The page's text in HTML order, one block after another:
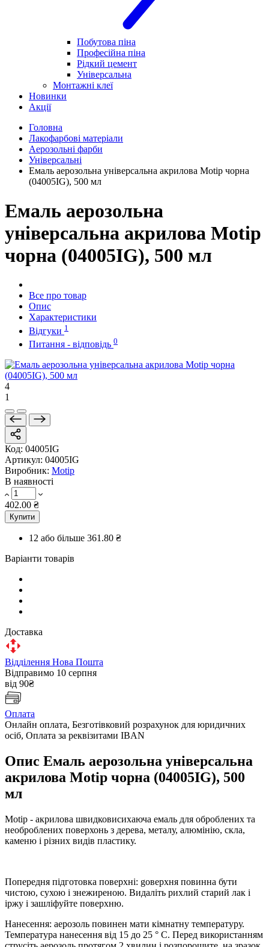
Побутова піна
Професійна піна
Рідкий цемент
Універсальна
Монтажні клеї
Новинки
Акції
Головна
Лакофарбові матеріали
Аерозольні фарби
Універсальні
Емаль аерозольна універсальна акрилова Motip чорна
(04005IG), 500 мл
Емаль аерозольна
універсальна акрилова Motip
чорна (04005IG), 500 мл
Все про товар
Опис
Характеристики
Відгуки 1
Питання - відповідь 0
4
1
Код: 04005IG
Артикул: 04005IG
Виробник: Motip
В наявності
402.00 ₴
Купити
12 або більше 361.80 ₴
Варіанти товарів
Доставка
Відділення Нова Пошта
Відправимо 10 серпня
від 90₴
Оплата
Онлайн оплата, Безготівковий розрахунок для юридичних
осіб, Оплата за реквізитами IBAN
Опис Емаль аерозольна універсальна
акрилова Motip чорна (04005IG), 500
мл
Motip - акрилова швидковисихаюча емаль для оброблених та
необроблених поверхонь з дерева, металу, алюмінію, скла,
каменю і різних видів пластику.
Попередня підготовка поверхні: gоверхня повинна бути
чистою, сухою і знежиреною. Видаліть рихлий старий лак і
іржу і зашліфуйте поверхню.
Нанесення: аерозоль повинен мати кімнатну температуру.
Температура нанесення від 15 до 25 ° C. Перед використанням